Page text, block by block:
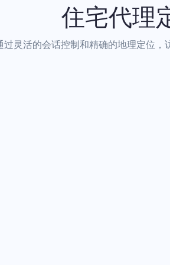
住宅代理
过灵活的会话控制和精确的地理定位